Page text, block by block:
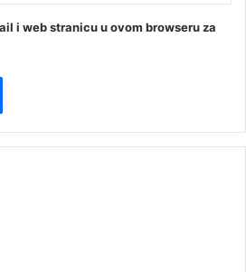
i web stranicu u ovom browseru za